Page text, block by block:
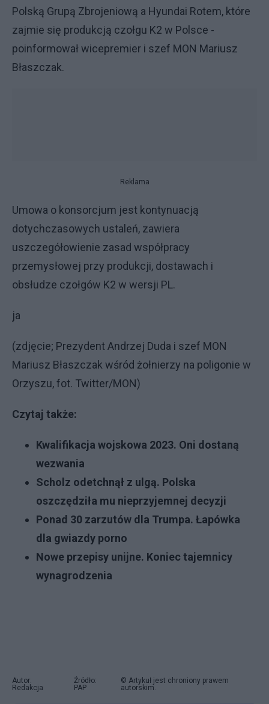
Polską Grupą Zbrojeniową a Hyundai Rotem, które
zajmie się produkcją czołgu K2 w Polsce -
poinformował wicepremier i szef MON Mariusz
Błaszczak.
Reklama
Umowa o konsorcjum jest kontynuacją
dotychczasowych ustaleń, zawiera
uszczegółowienie zasad współpracy
przemysłowej przy produkcji, dostawach i
obsłudze czołgów K2 w wersji PL.
ja
(zdjęcie; Prezydent Andrzej Duda i szef MON
Mariusz Błaszczak wśród żołnierzy na poligonie w
Orzyszu, fot. Twitter/MON)
Czytaj także:
Kwalifikacja wojskowa 2023. Oni dostaną
wezwania
Scholz odetchnął z ulgą. Polska
oszczędziła mu nieprzyjemnej decyzji
Ponad 30 zarzutów dla Trumpa. Łapówka
dla gwiazdy porno
Nowe przepisy unijne. Koniec tajemnicy
wynagrodzenia
Autor:
Redakcja
Źródło:
PAP
© Artykuł jest chroniony prawem
autorskim.